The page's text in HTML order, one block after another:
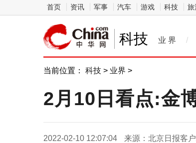
首页 资讯 军事 汽车 游戏 科技 旅
科技 业 界 /
当前位置： 科技 > 业界 >
2月10日看点:金
2022-02-10 12:07:04 来源：北京日报客